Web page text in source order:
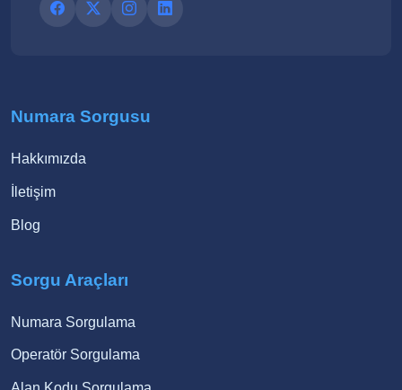
Numara Sorgusu
Hakkımızda
İletişim
Blog
Sorgu Araçları
Numara Sorgulama
Operatör Sorgulama